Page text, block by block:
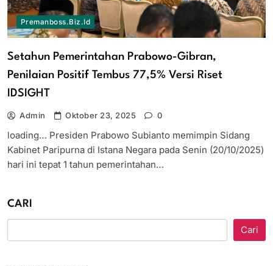
Premanboss.biz.id
Setahun Pemerintahan Prabowo-Gibran,
Penilaian Positif Tembus 77,5% Versi Riset
IDSIGHT
Admin Oktober 23, 2025 0
loading… Presiden Prabowo Subianto memimpin Sidang
Kabinet Paripurna di Istana Negara pada Senin (20/10/2025)
hari ini tepat 1 tahun pemerintahan…
CARI
Cari